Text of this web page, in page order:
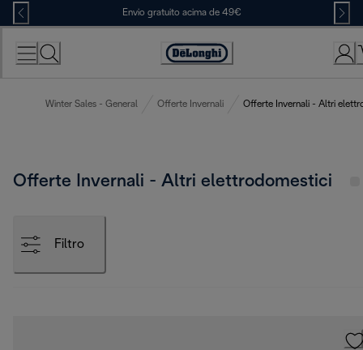
Skip
to
Content
Envio gratuito acima de 49€
Accessibility
Winter Sales - General Offerte Invernali Offerte Invernali - Altri
Offerte Invernali - Altri elettrodomestici
Filtro